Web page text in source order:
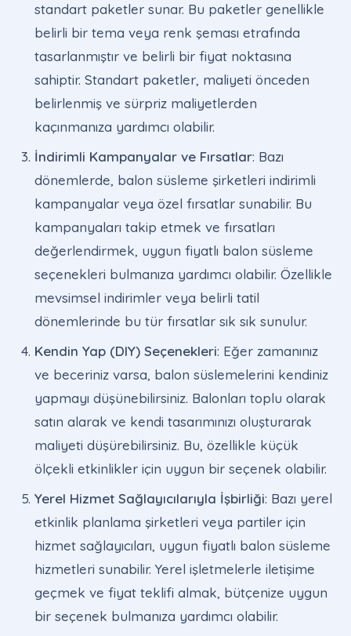
standart paketler sunar. Bu paketler genellikle
belirli bir tema veya renk şeması etrafında
tasarlanmıştır ve belirli bir fiyat noktasına
sahiptir. Standart paketler, maliyeti önceden
belirlenmiş ve sürpriz maliyetlerden
kaçınmanıza yardımcı olabilir.
İndirimli Kampanyalar ve Fırsatlar: Bazı
dönemlerde, balon süsleme şirketleri indirimli
kampanyalar veya özel fırsatlar sunabilir. Bu
kampanyaları takip etmek ve fırsatları
değerlendirmek, uygun fiyatlı balon süsleme
seçenekleri bulmanıza yardımcı olabilir. Özellikle
mevsimsel indirimler veya belirli tatil
dönemlerinde bu tür fırsatlar sık sık sunulur.
Kendin Yap (DIY) Seçenekleri: Eğer zamanınız
ve beceriniz varsa, balon süslemelerini kendiniz
yapmayı düşünebilirsiniz. Balonları toplu olarak
satın alarak ve kendi tasarımınızı oluşturarak
maliyeti düşürebilirsiniz. Bu, özellikle küçük
ölçekli etkinlikler için uygun bir seçenek olabilir.
Yerel Hizmet Sağlayıcılarıyla İşbirliği: Bazı yerel
etkinlik planlama şirketleri veya partiler için
hizmet sağlayıcıları, uygun fiyatlı balon süsleme
hizmetleri sunabilir. Yerel işletmelerle iletişime
geçmek ve fiyat teklifi almak, bütçenize uygun
bir seçenek bulmanıza yardımcı olabilir.